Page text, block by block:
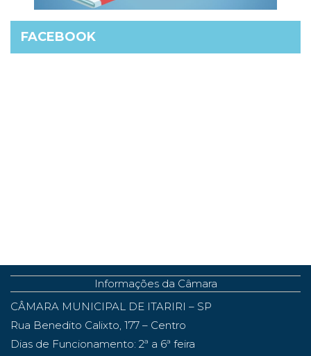
FACEBOOK
Informações da Câmara
CÂMARA MUNICIPAL DE ITARIRI – SP
Rua Benedito Calixto, 177 – Centro
Dias de Funcionamento: 2ª a 6ª feira